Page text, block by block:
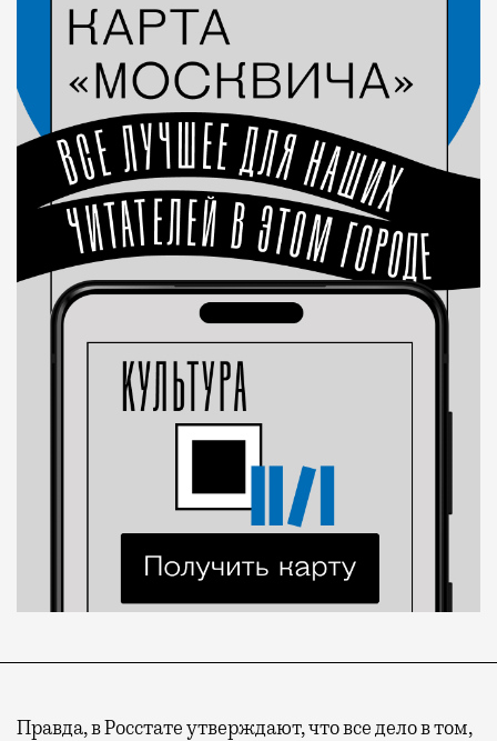
Правда, в Росстате утверждают, что все дело в том,